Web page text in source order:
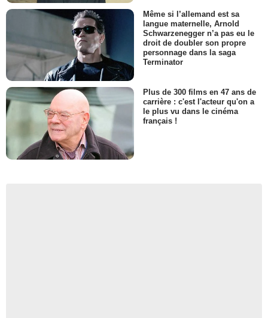
Même si l’allemand est sa
langue maternelle, Arnold
Schwarzenegger n’a pas eu le
droit de doubler son propre
personnage dans la saga
Terminator
Plus de 300 films en 47 ans de
carrière : c'est l'acteur qu'on a
le plus vu dans le cinéma
français !